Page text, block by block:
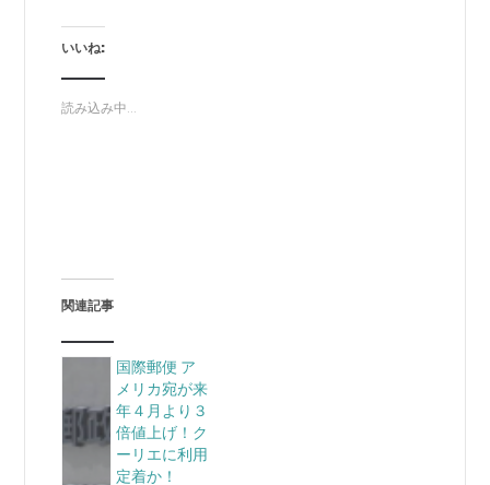
いいね:
読み込み中...
関連記事
国際郵便 ア
メリカ宛が来
年４月より３
倍値上げ！ク
ーリエに利用
定着か！